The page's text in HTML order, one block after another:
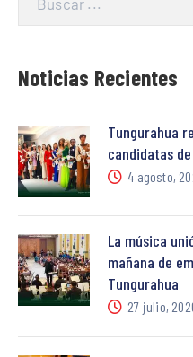
Noticias Recientes
Tungurahua
candidatas
4 agosto,
La música
mañana de
Tungurahua
27 julio,